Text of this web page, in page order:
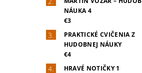
NÁUKA 4
€3
PRAKTICKÉ CVIČENIA Z
HUDOBNEJ NÁUKY
€4
HRAVÉ NOTIČKY 1